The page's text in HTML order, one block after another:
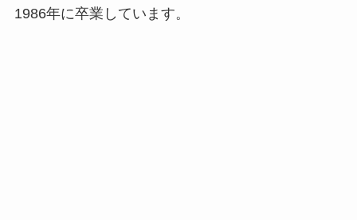
1986年に卒業しています。